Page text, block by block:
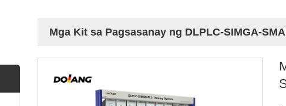
Mga Kit sa Pagsasanay ng DLPLC-SIMGA-